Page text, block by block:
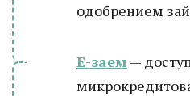
одобрением
Е-заем —